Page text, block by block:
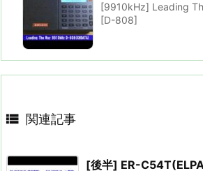
[9910kHz] Leading
[D-808]
 関連記事
[後半] ER-